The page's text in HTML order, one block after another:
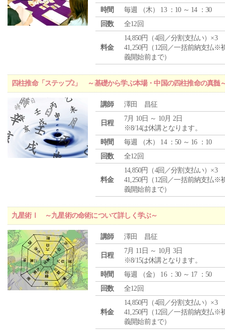
時間
毎週 （木） 13 ：10 ～ 14 ：30
回数
全12回
料金
14,850円（4回／分割支払い）×3
41,250円（12回／一括前納支払※
義開始前まで）
四柱推命「ステップ2」 ～基礎から学ぶ本場・中国の四柱推命の真髄
講師 澤田 昌征
日程
7月 10日 ～ 10月 2日
※8/14は休講となります。
時間
毎週 （木） 14 ：50 ～ 16 ：10
回数
全12回
料金
14,850円（4回／分割支払い）×3
41,250円（12回／一括前納支払※
義開始前まで）
九星術Ⅰ ～九星術の命術について詳しく学ぶ～
講師 澤田 昌征
日程
7月 11日 ～ 10月 3日
※8/15は休講となります。
時間
毎週 （金） 16 ：30 ～ 17 ：50
回数
全12回
料金
14,850円（4回／分割支払い）×3
41,250円（12回／一括前納支払※
義開始前まで）